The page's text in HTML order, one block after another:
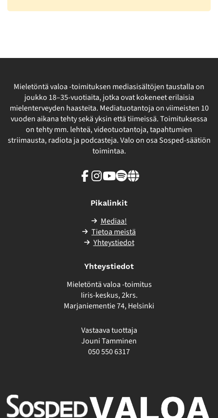
Mieletöntä valoa -toimituksen mediasisältöjen taustalla on
joukko 18–35-vuotiaita, jotka ovat kokeneet erilaisia
mielenterveyden haasteita. Mediatuotantoja on viimeisten 10
vuoden aikana tehty sekä yksin että tiimeissä. Toimituksessa
on tehty mm. lehteä, videotuotantoja, tapahtumien
striimausta, radiota ja podcasteja. Valo on osa Sosped-säätiön
toimintaa.
Facebook
Instagram
Youtube
SpotifyLinkki
Pikalinkit
Mediaa!
Tietoa meistä
Yhteystiedot
Yhteystiedot
Mieletöntä valoa -toimitus
Iiris-keskus, 2krs.
Marjaniementie 74, Helsinki
Vastaava tuottaja
Jouni Tamminen
050 550 6317